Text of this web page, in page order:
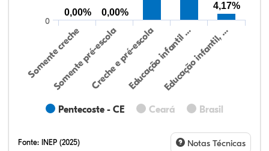
Pentecoste - CE Ceará Brasil
Somente creche
Somente pré-escolaCreche e pré-escolaEducação infantil …Educação infantil, …
0
0,00% 0,00%
4,17%
Fonte: INEP (2025) Notas Técnicas